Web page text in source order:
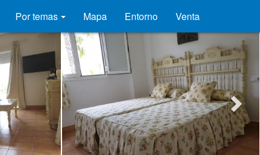
Por temas Mapa Entorno Venta